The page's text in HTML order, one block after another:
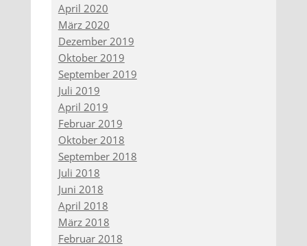
April 2020
März 2020
Dezember 2019
Oktober 2019
September 2019
Juli 2019
April 2019
Februar 2019
Oktober 2018
September 2018
Juli 2018
Juni 2018
April 2018
März 2018
Februar 2018